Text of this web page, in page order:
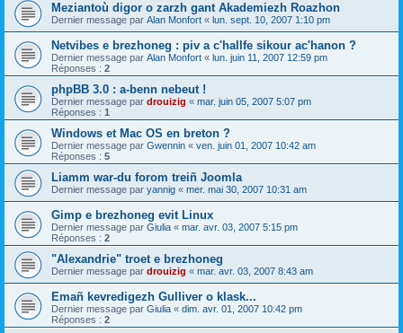
Meziantoù digor o zarzh gant Akademiezh Roazhon
Dernier message par Alan Monfort « lun. sept. 10, 2007 1:10 pm
Netvibes e brezhoneg : piv a c'hallfe sikour ac'hanon ?
Dernier message par Alan Monfort « lun. juin 11, 2007 12:59 pm
Réponses : 2
phpBB 3.0 : a-benn nebeut !
Dernier message par drouizig « mar. juin 05, 2007 5:07 pm
Réponses : 1
Windows et Mac OS en breton ?
Dernier message par Gwennin « ven. juin 01, 2007 10:42 am
Réponses : 5
Liamm war-du forom treiñ Joomla
Dernier message par yannig « mer. mai 30, 2007 10:31 am
Gimp e brezhoneg evit Linux
Dernier message par Giulia « mar. avr. 03, 2007 5:15 pm
Réponses : 2
"Alexandrie" troet e brezhoneg
Dernier message par drouizig « mar. avr. 03, 2007 8:43 am
Emañ kevredigezh Gulliver o klask...
Dernier message par Giulia « dim. avr. 01, 2007 10:42 pm
Réponses : 2